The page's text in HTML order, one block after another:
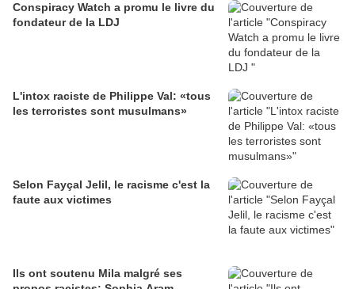
Conspiracy Watch a promu le livre du
fondateur de la LDJ
L'intox raciste de Philippe Val: «tous
les terroristes sont musulmans»
Selon Fayçal Jelil, le racisme c'est la
faute aux victimes
Ils ont soutenu Mila malgré ses